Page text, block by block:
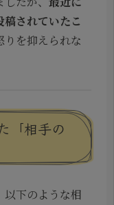
されていたこ
を抑えられな
「相手の
以下のような相